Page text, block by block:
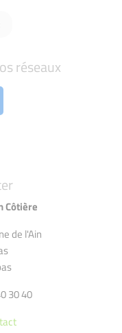
Côtière
de l'Ain
30 40
réseaux